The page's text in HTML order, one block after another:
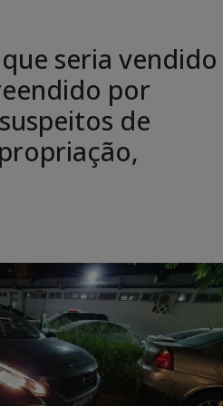
seria vendido
por
de